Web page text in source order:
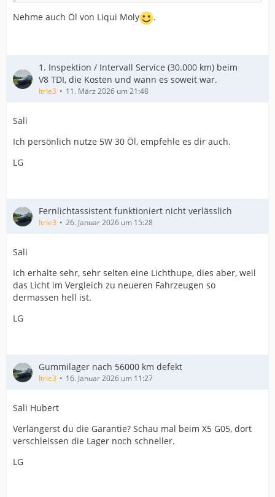
Nehme auch Öl von Liqui Moly .
1. Inspektion / Intervall Service (30.000 km) beim
V8 TDI, die Kosten und wann es soweit war.
Itrie3 11. März 2026 um 21:48
Sali
Ich persönlich nutze 5W 30 Öl, empfehle es dir auch.
LG
Fernlichtassistent funktioniert nicht verlässlich
Itrie3 26. Januar 2026 um 15:28
Sali
Ich erhalte sehr, sehr selten eine Lichthupe, dies aber, weil
das Licht im Vergleich zu neueren Fahrzeugen so
dermassen hell ist.
LG
Gummilager nach 56000 km defekt
Itrie3 16. Januar 2026 um 11:27
Sali Hubert
Verlängerst du die Garantie? Schau mal beim X5 G05, dort
verschleissen die Lager noch schneller.
LG